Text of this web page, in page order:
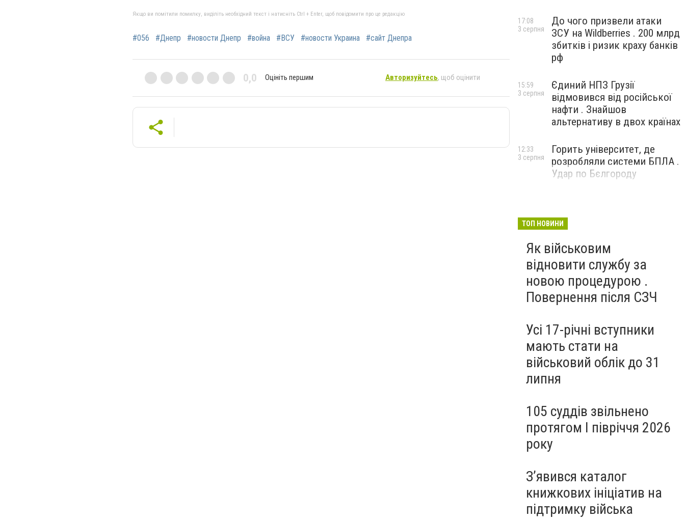
Якщо ви помітили помилку, виділіть необхідний текст і натисніть Ctrl + Enter, щоб повідомити про це редакцію
#056 #Днепр #новости Днепр #война #ВСУ #новости Украина #сайт Днепра
0,0 Оцініть першим Авторизуйтесь, щоб оцінити
До чого призвели атаки
ЗСУ на Wildberries . 200 млрд
збитків і ризик краху банків
рф
17:08
3 серпня
Єдиний НПЗ Грузії
відмовився від російської
нафти . Знайшов
альтернативу в двох країнах
15:59
3 серпня
Горить університет, де
розробляли системи БПЛА .
Удар по Бєлгороду
12:33
3 серпня
ТОП НОВИНИ
Як військовим
відновити службу за
новою процедурою .
Повернення після СЗЧ
Усі 17-річні вступники
мають стати на
військовий облік до 31
липня
105 суддів звільнено
протягом I півріччя 2026
року
З’явився каталог
книжкових ініціатив на
підтримку війська